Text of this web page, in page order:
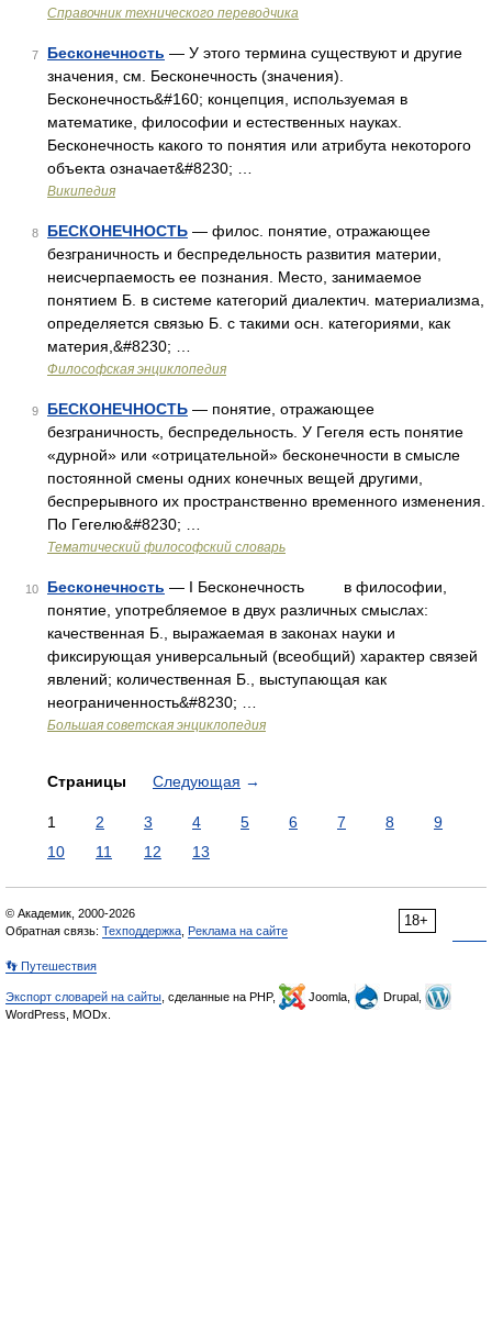
Справочник технического переводчика
7 Бесконечность — У этого термина существуют и другие
значения, см. Бесконечность (значения).
Бесконечность&#160; концепция, используемая в
математике, философии и естественных науках.
Бесконечность какого то понятия или атрибута некоторого
объекта означает&#8230; …
Википедия
8 БЕСКОНЕЧНОСТЬ — филос. понятие, отражающее
безграничность и беспредельность развития материи,
неисчерпаемость ее познания. Место, занимаемое
понятием Б. в системе категорий диалектич. материализма,
определяется связью Б. с такими осн. категориями, как
материя,&#8230; …
Философская энциклопедия
9 БЕСКОНЕЧНОСТЬ — понятие, отражающее
безграничность, беспредельность. У Гегеля есть понятие
«дурной» или «отрицательной» бесконечности в смысле
постоянной смены одних конечных вещей другими,
беспрерывного их пространственно временного изменения.
По Гегелю&#8230; …
Тематический философский словарь
10 Бесконечность — I Бесконечность в философии,
понятие, употребляемое в двух различных смыслах:
качественная Б., выражаемая в законах науки и
фиксирующая универсальный (всеобщий) характер связей
явлений; количественная Б., выступающая как
неограниченность&#8230; …
Большая советская энциклопедия
Страницы Следующая →
1 2 3 4 5 6 7 8
9
10
11 12 13
18+
© Академик, 2000-2026
Обратная связь: Техподдержка Реклама на сайте
👣 Путешествия
Экспорт словарей на сайты , сделанные на PHP, Joomla,
Drupal,
WordPress, MODx.